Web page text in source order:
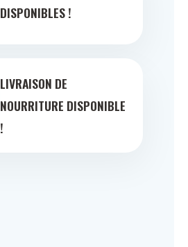
DISPONIBLES !
LIVRAISON DE
NOURRITURE DISPONIBLE
!